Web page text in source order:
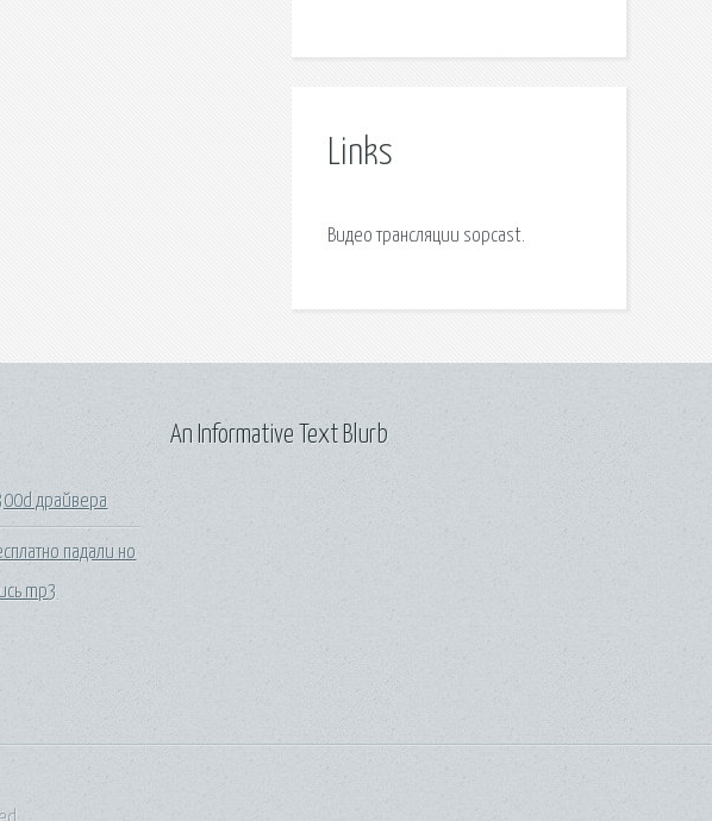
Links
Видео трансляции sopcast.
драйвера
падали но
mp3
An Informative Text Blurb